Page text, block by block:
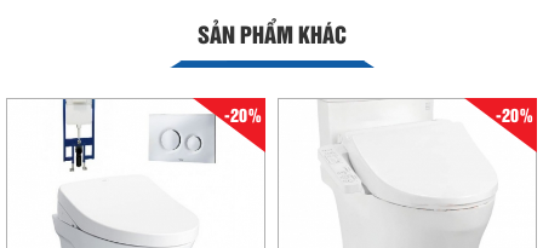
SẢN PHẨM KHÁC
-20% -20%